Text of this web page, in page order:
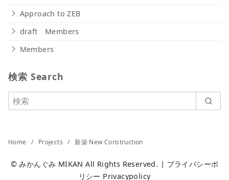
Approach to ZEB
draft Members
Members
検索 Search
Home Projects 新築 New Construction
©みかんぐみ MIKAN All Rights Reserved. | プライバシーポ
リシー Privacypolicy